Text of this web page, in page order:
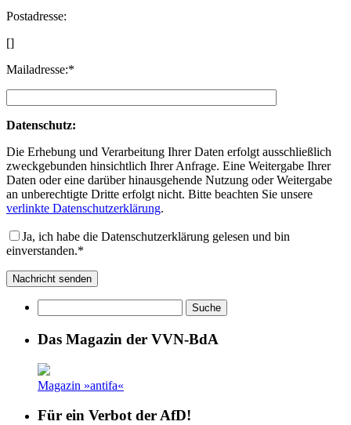
Postadresse:
[]
Mailadresse:*
Datenschutz:
Die Erhebung und Verarbeitung Ihrer Daten erfolgt ausschließlich
zweckgebunden hinsichtlich Ihrer Anfrage. Eine Weitergabe Ihrer
Daten oder eine darüber hinausgehende Nutzung oder Weitergabe
an unberechtigte Dritte erfolgt nicht. Bitte beachten Sie unsere
verlinkte Datenschutzerklärung.
Ja, ich habe die Datenschutzerklärung gelesen und bin
einverstanden.*
Das Magazin der VVN-BdA
Magazin »antifa«
Für ein Verbot der AfD!